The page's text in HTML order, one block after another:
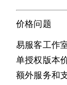
价格问题
易服客工作
单授权版本
额外服务和